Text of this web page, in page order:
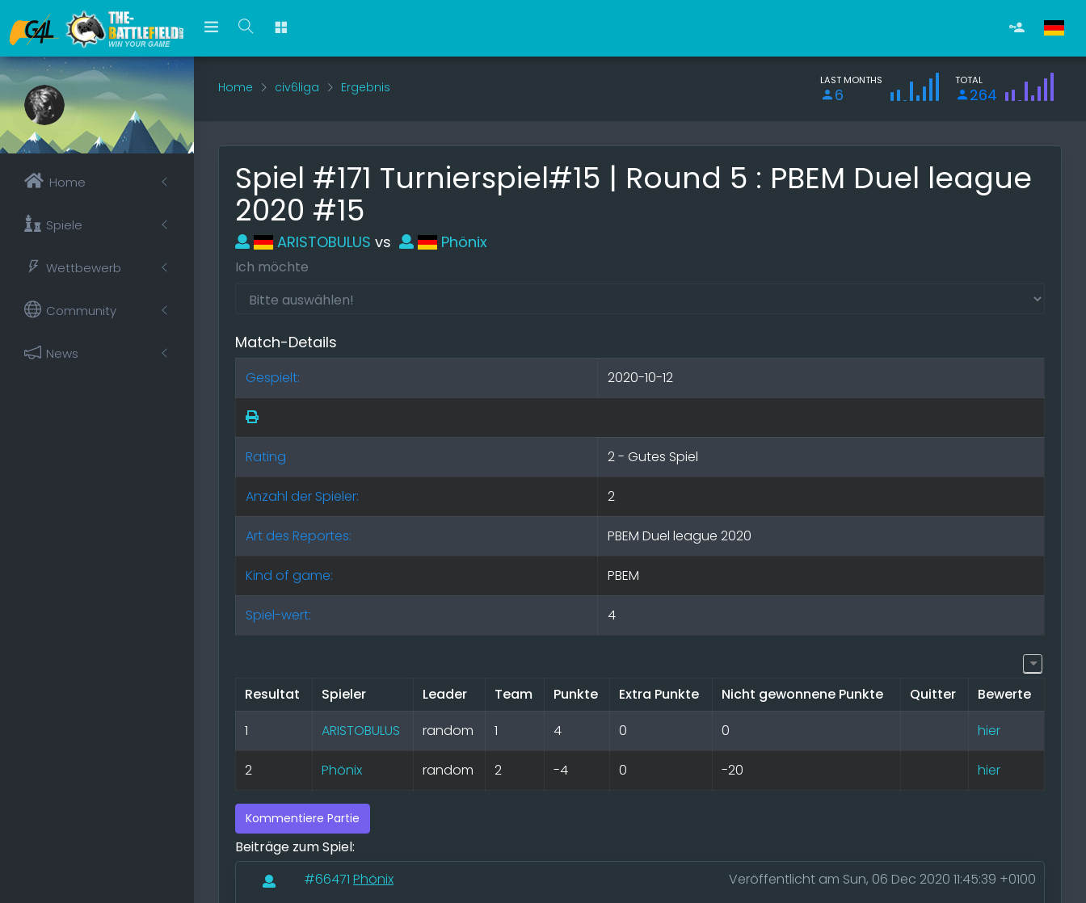
Home
Spiele
Wettbewerb
Community
News
Home civ6liga Ergebnis LAST MONTHS
6
TOTAL
264
Spiel #171 Turnierspiel#15 | Round 5 : PBEM Duel league
2020 #15
ARISTOBULUS vs Phönix
Ich möchte
Match-Details
Gespielt: 2020-10-12
Rating 2 - Gutes Spiel
Anzahl der Spieler: 2
Art des Reportes: PBEM Duel league 2020
Kind of game: PBEM
Spiel-wert: 4
Resultat Spieler Leader Team Punkte Extra Punkte Nicht gewonnene Punkte Quitter
Bewerte
1
ARISTOBULUS random 1 4 0 0 hier
2 Phönix random 2 -4 0 -20 hier
Kommentiere Partie
Beiträge zum Spiel:
Veröffentlicht am Sun, 06 Dec 2020 11:45:39 +0100
#66471 Phönix